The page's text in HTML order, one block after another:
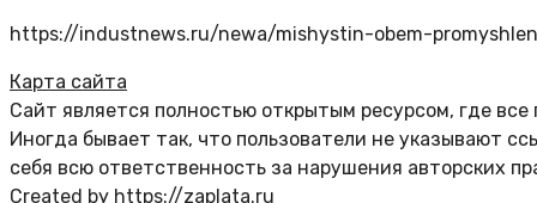
https://industnews.ru/newa/mishystin-obem-
Карта сайта
Сайт является полностью открытым ресурсом, где
Иногда бывает так, что пользователи не указывают
себя всю ответственность за нарушения авторских
Created by https://zaplata.ru